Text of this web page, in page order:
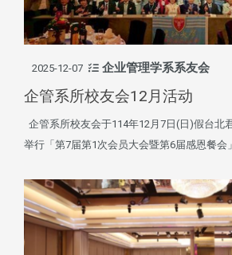
2025-12-07 企业管理学系系友会
企管系所校友会12月活动
企管系所校友会于114年12月7日(日)假台北
举行「第7届第1次会员大会暨第6届感恩餐会